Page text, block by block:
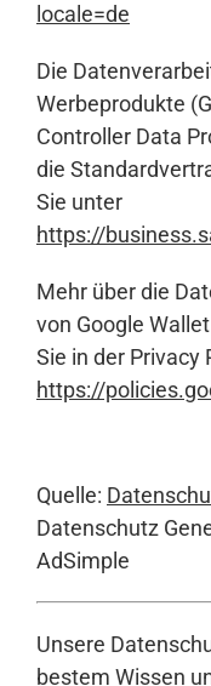
locale=de
Die
Werbeprodukte
Controller Data
die
Sie unter
https://
Mehr über die
von Google
Sie in der Privacy
https://
Quelle:
Datenschutz
AdSimple
Unsere
bestem Wissen